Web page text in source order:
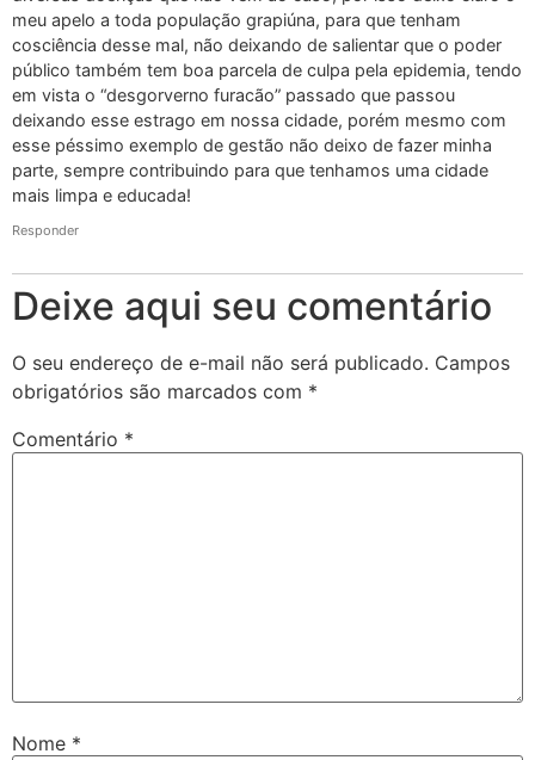
meu apelo a toda população grapiúna, para que tenham
cosciência desse mal, não deixando de salientar que o poder
público também tem boa parcela de culpa pela epidemia, tendo
em vista o “desgorverno furacão” passado que passou
deixando esse estrago em nossa cidade, porém mesmo com
esse péssimo exemplo de gestão não deixo de fazer minha
parte, sempre contribuindo para que tenhamos uma cidade
mais limpa e educada!
Responder
Deixe aqui seu comentário
O seu endereço de e-mail não será publicado. Campos
obrigatórios são marcados com *
Comentário *
Nome *